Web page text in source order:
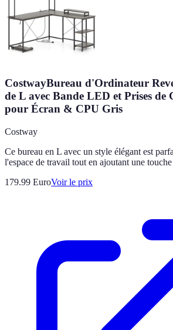
CostwayBureau d'Ordinateur
de L avec Bande LED et Prises
pour Écran & CPU Gris
Costway
Ce bureau en L avec un style élégant est
l'espace de travail tout en ajoutant une
179.99 EuroVoir le prix